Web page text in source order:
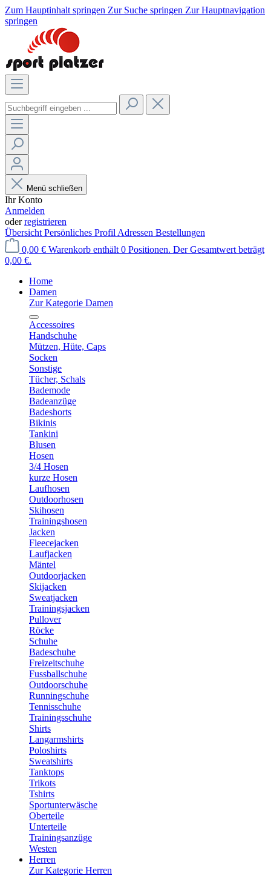
Zum Hauptinhalt springen Zur Suche springen Zur Hauptnavigation
springen
Menü schließen
Ihr Konto
Anmelden
oderregistrieren
Übersicht Persönliches Profil Adressen Bestellungen
0,00 € Warenkorb enthält 0 Positionen. Der Gesamtwert beträgt
0,00 €.
Home
Damen
Zur Kategorie Damen
Accessoires
Handschuhe
Mützen, Hüte, Caps
Socken
Sonstige
Tücher, Schals
Bademode
Badeanzüge
Badeshorts
Bikinis
Tankini
Blusen
Hosen
3/4 Hosen
kurze Hosen
Laufhosen
Outdoorhosen
Skihosen
Trainingshosen
Jacken
Fleecejacken
Laufjacken
Mäntel
Outdoorjacken
Skijacken
Sweatjacken
Trainingsjacken
Pullover
Röcke
Schuhe
Badeschuhe
Freizeitschuhe
Fussballschuhe
Outdoorschuhe
Runningschuhe
Tennisschuhe
Trainingsschuhe
Shirts
Langarmshirts
Poloshirts
Sweatshirts
Tanktops
Trikots
Tshirts
Sportunterwäsche
Oberteile
Unterteile
Trainingsanzüge
Westen
Herren
Zur Kategorie Herren